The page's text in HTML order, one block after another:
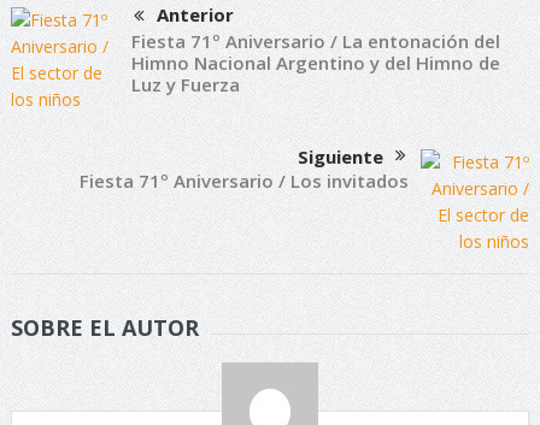
Anterior
Fiesta 71º Aniversario / La entonación del
Himno Nacional Argentino y del Himno de
Luz y Fuerza
Siguiente
Fiesta 71º Aniversario / Los invitados
SOBRE EL AUTOR